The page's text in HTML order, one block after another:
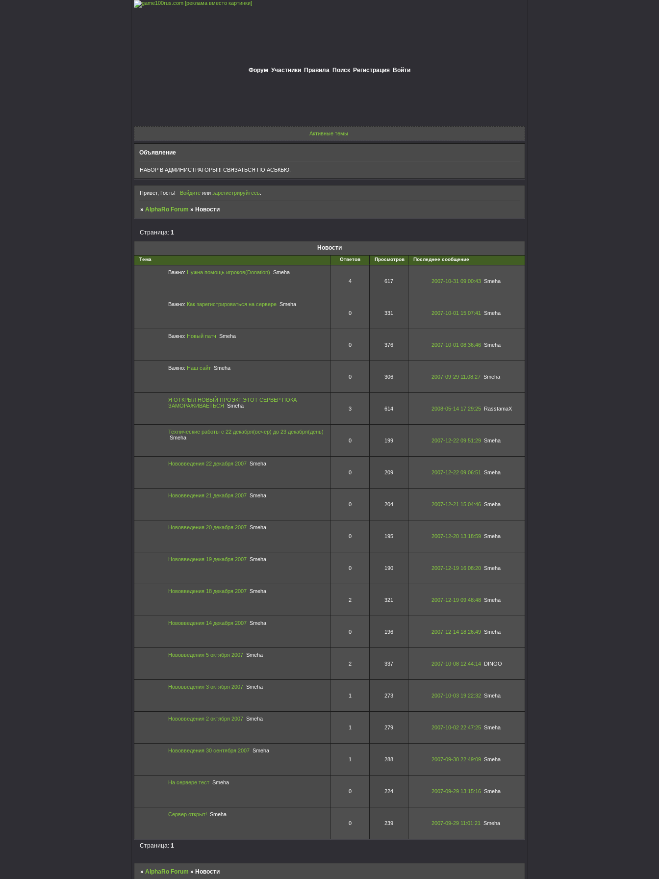
[реклама вместо картинки]
Форум Участники Правила Поиск Регистрация Войти
Активные темы
Объявление
НАБОР В АДМИНИСТРАТОРЫ!!! СВЯЗАТЬСЯ ПО АСЬКЬЮ.
Привет, Гость! Войдитеили зарегистрируйтесь.
»AlphaRo Forum »Новости
Новости
Страница:1
Тема Ответов Просмотров Последнее сообщение
Важно: Нужна помощь игроков(Donation) Smeha
4
617 2007-10-31 09:00:43 Smeha
Важно: Как зарегистрироваться на сервере Smeha
0
331 2007-10-01 15:07:41 Smeha
Важно: Новый патч Smeha
0
376 2007-10-01 08:36:46 Smeha
Важно: Наш сайт Smeha
0
306 2007-09-29 11:08:27 Smeha
Я ОТКРЫЛ НОВЫЙ ПРОЭКТ,ЭТОТ СЕРВЕР ПОКА
ЗАМОРАЖИВАЕТЬСЯ Smeha 3 614 2008-05-14 17:29:25 RasstamaX
Технические работы с 22 декабря(вечер) до 23 декабря(день)
Smeha
0 199 2007-12-22 09:51:29 Smeha
Нововведения 22 декабря 2007 Smeha
0
209 2007-12-22 09:06:51 Smeha
Нововведения 21 декабря 2007 Smeha
0
204 2007-12-21 15:04:46 Smeha
Нововведения 20 декабря 2007 Smeha
0
195 2007-12-20 13:18:59 Smeha
Нововведения 19 декабря 2007 Smeha
0
190 2007-12-19 16:08:20 Smeha
Нововведения 18 декабря 2007 Smeha
2
321 2007-12-19 09:48:48 Smeha
Нововведения 14 декабря 2007 Smeha
0
196 2007-12-14 18:26:49 Smeha
Нововведения 5 октября 2007 Smeha
2
337 2007-10-08 12:44:14 DINGO
Нововведения 3 октября 2007 Smeha
1
273 2007-10-03 19:22:32 Smeha
Нововведения 2 октября 2007 Smeha
1
279 2007-10-02 22:47:25 Smeha
Нововведения 30 сентября 2007 Smeha
1
288 2007-09-30 22:49:09 Smeha
На сервере тест Smeha
0
224 2007-09-29 13:15:16 Smeha
Сервер открыт! Smeha
0
239 2007-09-29 11:01:21 Smeha
Страница:1
»AlphaRo Forum » Новости